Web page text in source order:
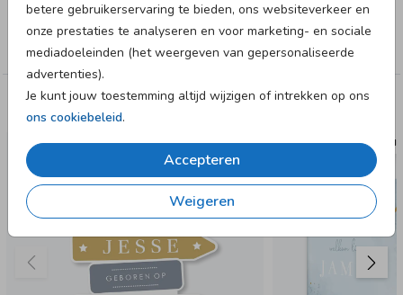
betere gebruikerservaring te bieden, ons websiteverkeer en
onze prestaties te analyseren en voor marketing- en sociale
mediadoeleinden (het weergeven van gepersonaliseerde
advertenties).
Je kunt jouw toestemming altijd wijzigen of intrekken op ons
ons cookiebeleid.
Accepteren
Weigeren
Collectie
Stoeltje
Deze designs vind je misschien ook leuk